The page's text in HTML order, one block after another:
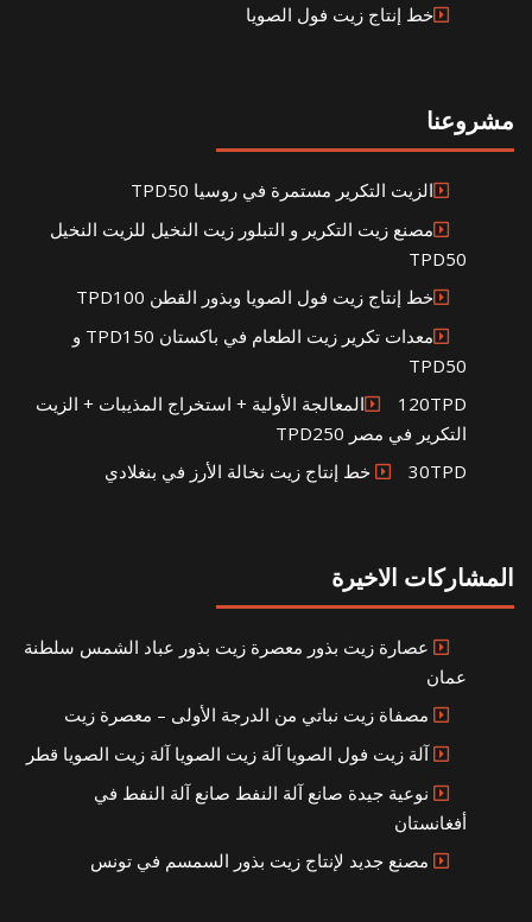
خط إنتاج زيت فول الصويا
مشروعنا
الزيت التكرير مستمرة في روسيا TPD50
مصنع زيت التكرير و التبلور زيت النخيل للزيت النخيل
TPD50
خط إنتاج زيت فول الصويا وبذور القطن TPD100
معدات تكرير زيت الطعام في باكستان TPD150 و
TPD50
120TPDالمعالجة الأولية + استخراج المذيبات + الزيت
التكرير في مصر TPD250
30TPD خط إنتاج زيت نخالة الأرز في بنغلادي
المشاركات الاخيرة
عصارة زيت بذور معصرة زيت بذور عباد الشمس سلطنة
عمان
مصفاة زيت نباتي من الدرجة الأولى – معصرة زيت
آلة زيت فول الصويا آلة زيت الصويا آلة زيت الصويا قطر
نوعية جيدة صانع آلة النفط صانع آلة النفط في
أفغانستان
مصنع جديد لإنتاج زيت بذور السمسم في تونس